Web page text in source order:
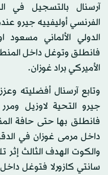
آرسنال بالتسجيل في
الفرنسي أوليفييه جيرو
الدولي الألماني
فانطلق وتوغل داخل
الأميركي براد غوزان.
وتابع آرسنال أفضليته
جيرو التحية لاوزيل
فانطلق بها حتى حافة
والكوت الهدف الثالث إثر
سانتي كازورلا فتوغل